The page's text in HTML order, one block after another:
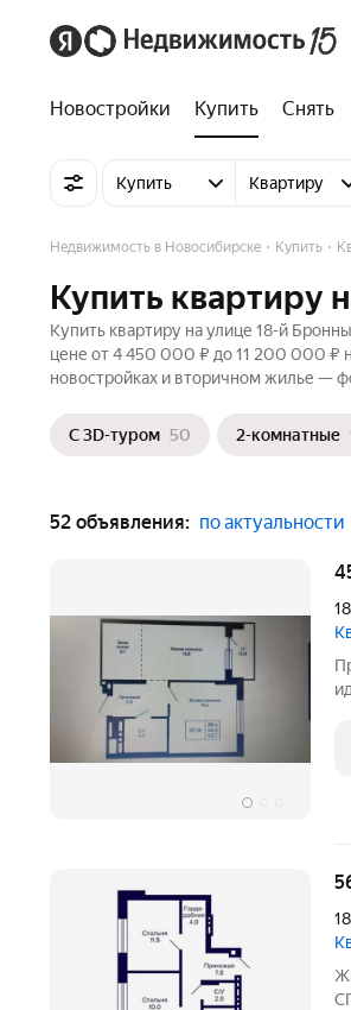
Новостройки Купить Снять
Купить Квартиру
Недвижимость в Новосибирске Купить
Купить квартиру
Купить квартиру на улице 18-й
цене от 4 450 000 ₽ до 11 200 000 ₽
новостройках и вторичном жилье —
С 3D-туром 50 2-комнатные
52 объявления: по актуальности